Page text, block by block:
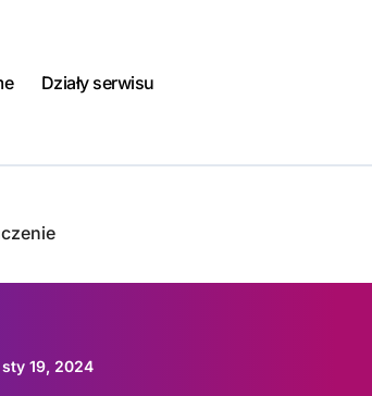
Działy serwisu
sty 19, 2024